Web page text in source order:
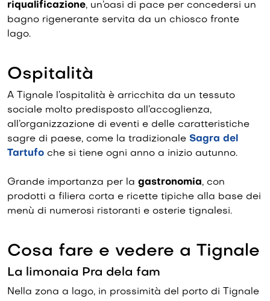
riqualificazione, un’oasi di pace per concedersi un
bagno rigenerante servita da un chiosco fronte
lago.
Ospitalità
A Tignale l’ospitalità è arricchita da un tessuto
sociale molto predisposto all’accoglienza,
all’organizzazione di eventi e delle caratteristiche
sagre di paese, come la tradizionale Sagra del
Tartufo che si tiene ogni anno a inizio autunno.
Grande importanza per la gastronomia, con
prodotti a filiera corta e ricette tipiche alla base dei
menù di numerosi ristoranti e osterie tignalesi.
Cosa fare e vedere a Tignale
La limonaia Pra dela fam
Nella zona a lago, in prossimità del porto di Tignale